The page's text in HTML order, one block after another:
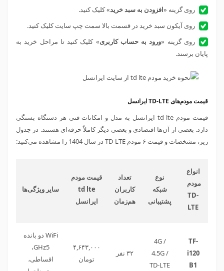
روی گزینه «افزودن به سبد خرید» کلیک کنید.
روی آیکون سبد خرید در قسمت بالا سمت چپ سایت کلیک کنید.
روی گزینه «ورود به حساب کاربری» کلیک کنید تا مراحل خرید به
پایان برسند.
قیمت مودم‌های TD-LTE ایرانسل
قیمت مودم td lte ایرانسل به مدل و امکانات فنی هر دستگاه بستگی
دارد. بعضی از آن‌ها اقتصادی و بعضی دیگر کاملاً حرفه‌ای هستند. در جدول
زیر، مشخصات و قیمت ۶ مودم TD-LTE در سال 1404 را مشاهده می‌کنید:
انواع
مودم
TD-
LTE
نوع
شبکه
پشتیبانی
تعداد
کاربران
هم‌زمان
قیمت مودم
td lte
ایرانسل
سایر ویژگی‌ها
TF-
i120
B1
4G/
4.5G /
TD-LTE
۳۲ نفر
۴,۶۴۳,۰۰۰
تومان
WiFi دو بانده
GHz5،
اقساطی،